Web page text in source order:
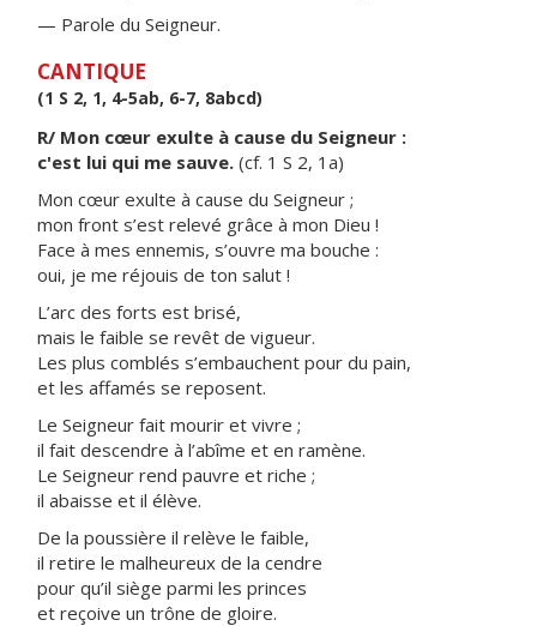
— Parole du Seigneur.
CANTIQUE
(1 S 2, 1, 4-5ab, 6-7, 8abcd)
R/ Mon cœur exulte à cause du Seigneur :
c'est lui qui me sauve. (cf. 1 S 2, 1a)
Mon cœur exulte à cause du Seigneur ;
mon front s’est relevé grâce à mon Dieu !
Face à mes ennemis, s’ouvre ma bouche :
oui, je me réjouis de ton salut !
L’arc des forts est brisé,
mais le faible se revêt de vigueur.
Les plus comblés s’embauchent pour du pain,
et les affamés se reposent.
Le Seigneur fait mourir et vivre ;
il fait descendre à l’abîme et en ramène.
Le Seigneur rend pauvre et riche ;
il abaisse et il élève.
De la poussière il relève le faible,
il retire le malheureux de la cendre
pour qu’il siège parmi les princes
et reçoive un trône de gloire.